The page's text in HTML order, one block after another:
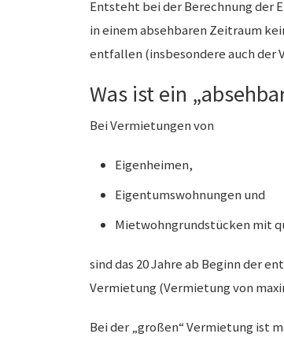
Entsteht bei der Berechnung der
in einem absehbaren Zeitraum
entfallen (insbesondere auch der
Was ist ein
Bei Vermietungen von
Eigenheimen,
Eigentumswohnungen und
Mietwohngrundstücken mit
sind das 20 Jahre ab Beginn der
Vermietung (Vermietung von
Bei der „großen“ Vermietung ist